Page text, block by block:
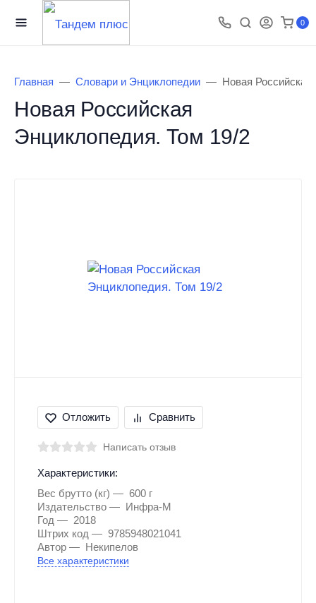
0
Главная Словари и Энциклопедии Новая
Новая Российская
Энциклопедия. Том 19/2
Отложить Сравнить
Написать отзыв
Характеристики:
Вес брутто (кг)
600 г
Издательство
Инфра-М
Год
2018
Штрих код
9785948021041
Автор
Некипелов
Все характеристики